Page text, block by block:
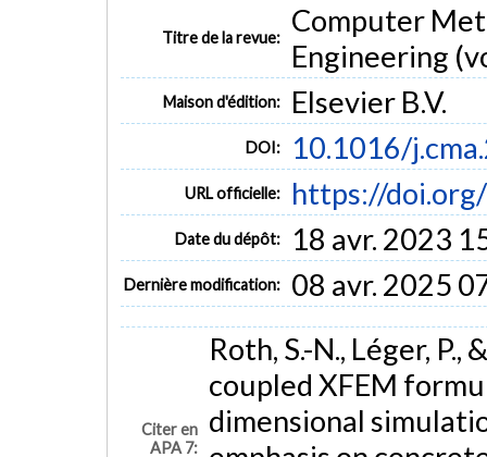
Titre de la revue:
Computer
Engineering
Maison d'édition: Elsevier B.V.
DOI: 10.1016/
URL officielle: https://
Date du dépôt: 18 avr. 2023
Dernière modification: 08 avr. 2025
Citer en
APA 7:
Roth, S.-N., Léger,
coupled XFEM
dimensional